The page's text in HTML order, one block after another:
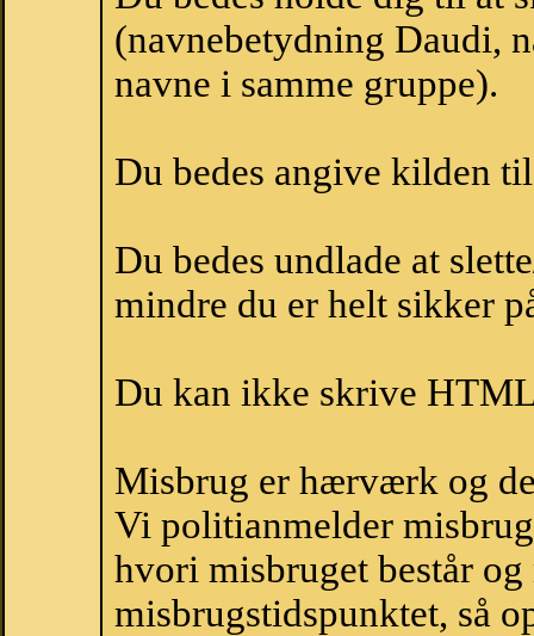
(navnebetydning Daudi,
navne i samme gruppe).
Du bedes angive kilden
Du bedes undlade at
mindre du er helt sikker
Du kan ikke skrive
Misbrug er hærværk og
Vi politianmelder
hvori misbruget består
misbrugstidspunktet, så